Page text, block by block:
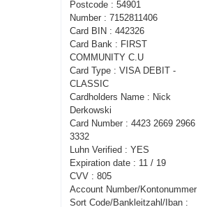
Postcode : 54901
Number : 7152811406
Card BIN : 442326
Card Bank : FIRST
COMMUNITY C.U
Card Type : VISA DEBIT -
CLASSIC
Cardholders Name : Nick
Derkowski
Card Number : 4423 2669 2966
3332
Luhn Verified : YES
Expiration date : 11 / 19
CVV : 805
Account Number/
Sort Code/Bankleitzahl/Iban :